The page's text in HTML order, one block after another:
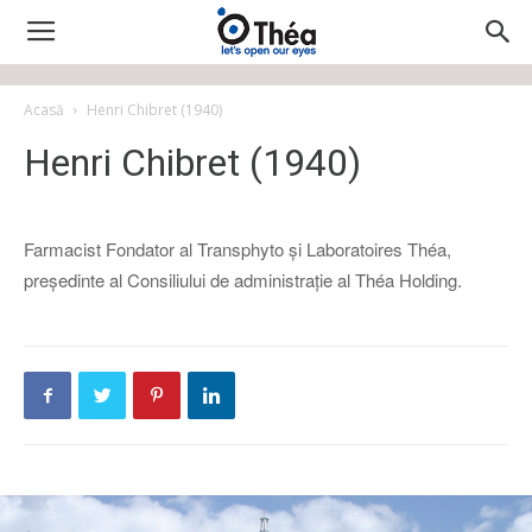
Acasă Henri Chibret (1940)
Henri Chibret (1940)
Farmacist Fondator al Transphyto și Laboratoires Théa,
președinte al Consiliului de administrație al Théa Holding.